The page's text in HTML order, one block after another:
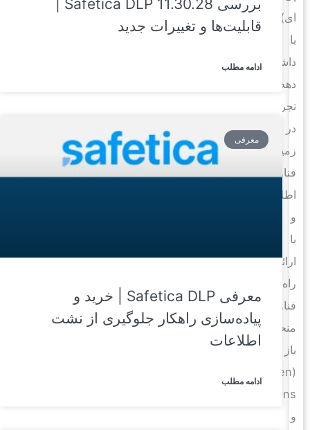
ای)
داشتن
دهه‌ها
تجربه
زمینه
فناوری
اطلاعات
ارائه
راه‌حل‌های
فناوری
منحصربه‌فرد،
(Open
بررسی Safetica DLP 11.30.28 |
قابلیت‌ها و تغییرات جدید
ادامه مطلب
معرفی
معرفی Safetica DLP | خرید و
پیاده‌سازی راهکار جلوگیری از نشت
اطلاعات
ادامه مطلب